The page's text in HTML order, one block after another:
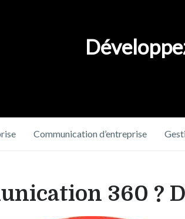
Communication d’entreprise
360 ?